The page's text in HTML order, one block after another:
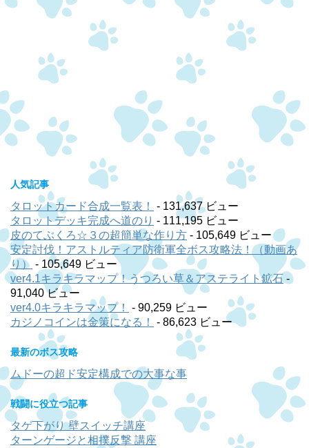
人気記事
タロットカード合成一覧表！
- 131,637 ビュー
タロットデッキ完成へ道のり - 111,195 ビュー
皮のてぶくろ☆３の超簡単な作り方 - 105,649 ビュー
安定討伐！アストルティア防衛軍全ボス攻略法！（動画あ
り） - 105,649 ビュー
ver4.1キラキラマップ！うつろい草＆アステライト鉱石 -
91,040 ビュー
ver4.0キラキラマップ！
- 90,259 ビュー
カジノコインは金策になる！
- 86,623 ビュー
最新のボス攻略
ムドーの超ド安定構成での大事な事
戦闘に役立つ記事
タゲ下がり 壁スイッチ講座
ターンゲージと相撲反撃 講座